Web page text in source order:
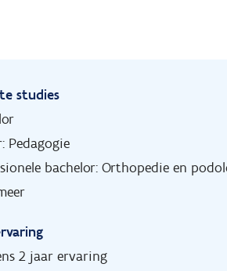
studies
Pedagogie
bachelor: Orthopedie en
2 jaar ervaring